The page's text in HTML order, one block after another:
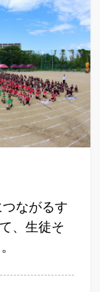
つながるす
、生徒そ